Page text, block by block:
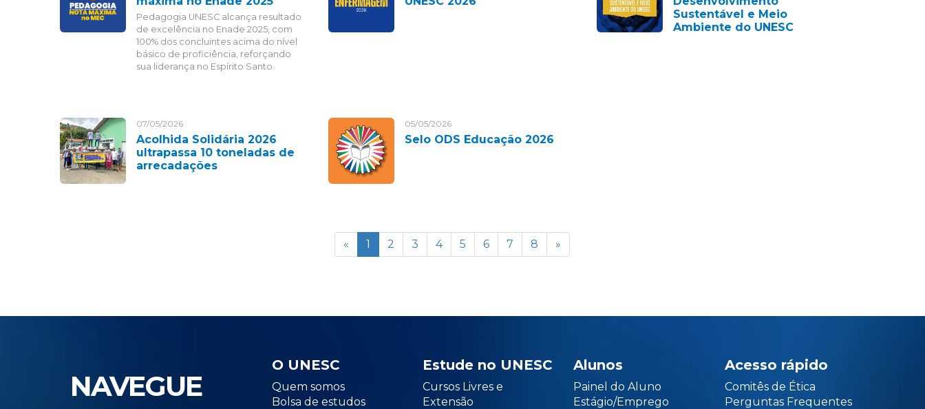
Pedagogia UNESC alcança resultado
de excelência no Enade 2025, com
100% dos concluintes acima do nível
básico de proficiência, reforçando
sua liderança no Espírito Santo.
Sustentável e Meio
Ambiente do UNESC
07/05/2026
Acolhida Solidária 2026
ultrapassa 10 toneladas de
arrecadações
05/05/2026
Selo ODS Educação 2026
« 1 2 3 4 5 6 7 8 »
NAVEGUE
O UNESC
Quem somos
Bolsa de estudos
Estude no UNESC
Cursos Livres e
Extensão
Alunos
Painel do Aluno
Estágio/Emprego
Acesso rápido
Comitês de Ética
Perguntas Frequentes